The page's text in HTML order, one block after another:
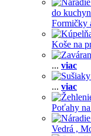
do
Formičky
Koše na
... viac
... viac
Poťahy
Vedrá ,